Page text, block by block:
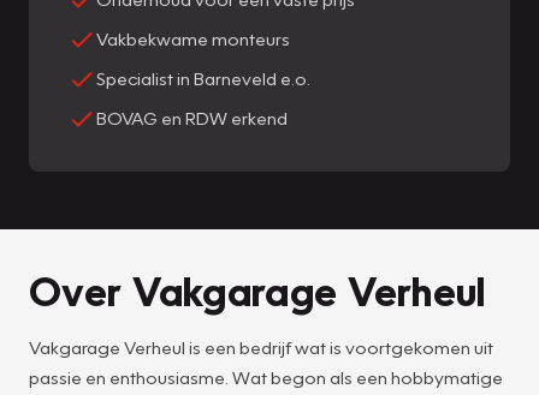
Vakbekwame monteurs
Specialist in Barneveld e.o.
BOVAG en RDW erkend
Over Vakgarage Verheul
Vakgarage Verheul is een bedrijf wat is voortgekomen uit
passie en enthousiasme. Wat begon als een hobbymatige